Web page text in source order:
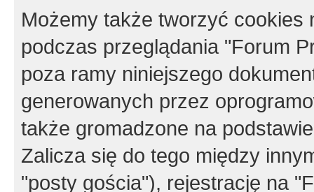
Możemy także tworzyć cookies
podczas przeglądania "Forum
poza ramy niniejszego
generowanych przez
także gromadzone na
Zalicza się do tego między
"posty gościa"), rejestrację na